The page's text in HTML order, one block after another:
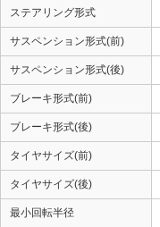
ステアリング形式
サスペンション形式(前)
サスペンション形式(後)
ブレーキ形式(前)
ブレーキ形式(後)
タイヤサイズ(前)
タイヤサイズ(後)
最小回転半径